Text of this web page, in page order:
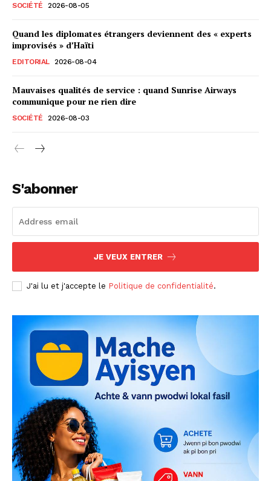
SOCIÉTÉ 2026-08-05
Quand les diplomates étrangers deviennent des « experts
improvisés » d’Haïti
EDITORIAL 2026-08-04
Mauvaises qualités de service : quand Sunrise Airways
communique pour ne rien dire
SOCIÉTÉ 2026-08-03
S'abonner
JE VEUX ENTRER
J'ai lu et j'accepte le Politique de confidentialité.